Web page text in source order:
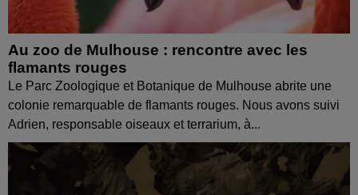
Au zoo de Mulhouse : rencontre avec les
flamants rouges
Le Parc Zoologique et Botanique de Mulhouse abrite une
colonie remarquable de flamants rouges. Nous avons suivi
Adrien, responsable oiseaux et terrarium, à...